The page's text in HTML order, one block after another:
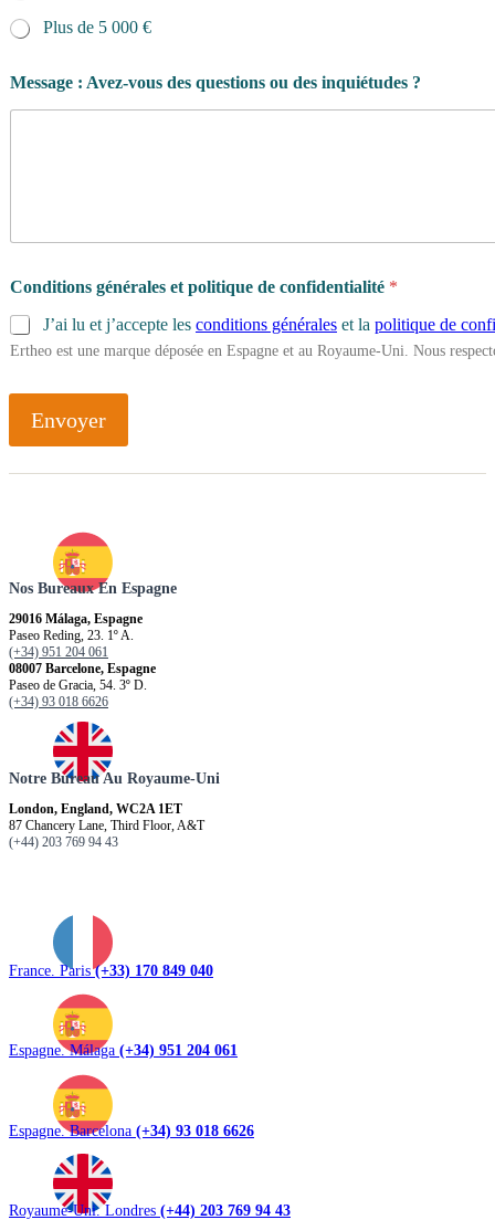
Plus de 5 000 €
Message : Avez-vous des questions ou des inquiétudes ?
Conditions générales et politique de confidentialité *
J’ai lu et j’accepte les conditions générales et la politique de
Ertheo est une marque déposée en Espagne et au Royaume-Uni. Nous
Envoyer
Nos Bureaux En Espagne
29016 Málaga, Espagne
Paseo Reding, 23. 1º A.
(+34) 951 204 061
08007 Barcelone, Espagne
Paseo de Gracia, 54. 3º D.
(+34) 93 018 6626
Notre Bureau Au Royaume-Uni
London, England, WC2A 1ET
87 Chancery Lane, Third Floor, A&T
(+44) 203 769 94 43
France. Paris(+33) 170 849 040
Espagne. Málaga (+34) 951 204 061
Espagne. Barcelona (+34) 93 018 6626
Royaume-Uni. Londres (+44) 203 769 94 43